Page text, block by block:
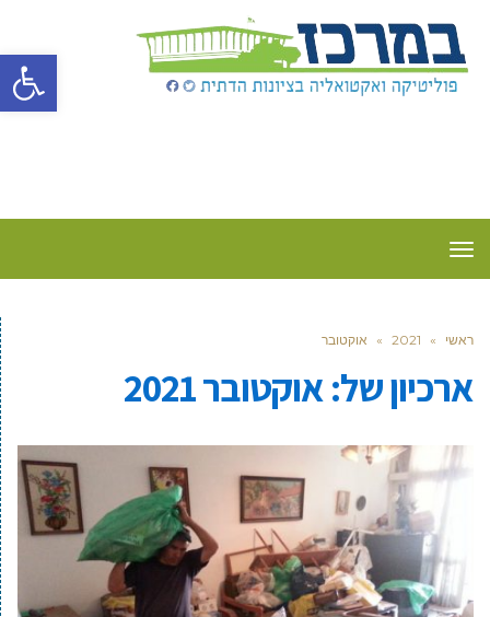
פתח
תפריט
ראשי »
2021
» אוקטובר
ארכיון של:אוקטובר 2021